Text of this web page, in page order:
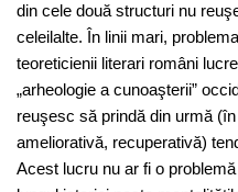
din cele două structuri nu
celeilalte. În linii mari,
teoreticienii literari români
„arheologie a cunoaşterii”
reuşesc să prindă din urmă
ameliorativă, recuperativă)
Acest lucru nu ar fi o